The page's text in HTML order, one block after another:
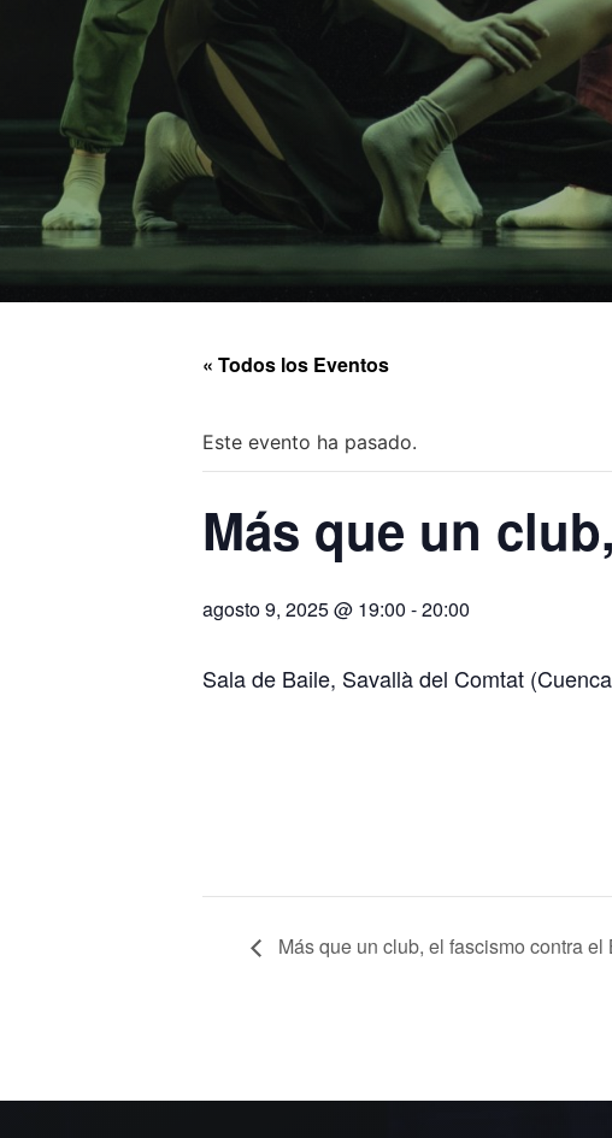
« Todos los Eventos
Este evento ha pasado.
Más que un
agosto 9, 2025 @ 19:00 -20:00
Sala de Baile, Savallà del Comtat
Más que un club, el fascismo contra el